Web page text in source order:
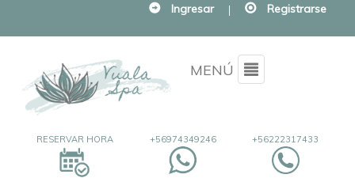
Ingresar | Registrarse
MENÚ Menu
+56222317433
+56974349246
RESERVAR HORA